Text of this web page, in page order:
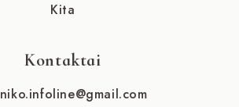
Kita
Kontaktai
niko.infoline@gmail.com